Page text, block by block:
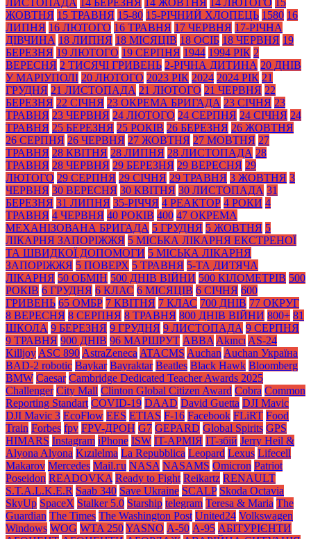
ЖОВТНЯ 15 ТРАВНЯ 15-80 15-РІЧНИЙ ХЛОПЕЦЬ 1580 16
ЛИПНЯ 16 ЛЮТОГО 16 ТРАВНЯ 17 ЧЕРВНЯ 17-РІЧНА
ДІВЧИНА 18 ЛИПНЯ 18 МІСЯЦІВ 18 ОСІБ 18 ЧЕРВНЯ 19
БЕРЕЗНЯ 19 ЛЮТОГО 19 СЕРПНЯ 1944 1994 РІК 2
ВЕРЕСНЯ 2 ТИСЯЧІ ГРИВЕНЬ 2-РІЧНА ДИТИНА 20 ДНІВ
У МАРІУПОЛІ 20 ЛЮТОГО 2023 РІК 2024 2024 РІК 21
ГРУДНЯ 21 ЛИСТОПАДА 21 ЛЮТОГО 21 ЧЕРВНЯ 22
БЕРЕЗНЯ 22 СІЧНЯ 23 ОКРЕМА БРИГАДА 23 СІЧНЯ 23
ТРАВНЯ 23 ЧЕРВНЯ 24 ЛЮТОГО 24 СЕРПНЯ 24 СІЧНЯ 24
ТРАВНЯ 25 БЕРЕЗНЯ 25 РОКІВ 26 БЕРЕЗНЯ 26 ЖОВТНЯ
26 СЕРПНЯ 26 ЧЕРВНЯ 27 ЖОВТНЯ 27 МОВТНЯ 27
ТРАВНЯ 28 КВІТНЯ 28 ЛИПНЯ 28 ЛИСТОПАДА 28
ТРАВНЯ 28 ЧЕРВНЯ 29 БЕРЕЗНЯ 29 ВЕРЕСНЯ 29
ЛЮТОГО 29 СЕРПНЯ 29 СІЧНЯ 29 ТРАВНЯ 3 ЖОВТНЯ 3
ЧЕРВНЯ 30 ВЕРЕСНЯ 30 КВІТНЯ 30 ЛИСТОПАДА 31
БЕРЕЗНЯ 31 ЛИПНЯ 35-РІЧЧЯ 4 РЕАКТОР 4 РОКИ 4
ТРАВНЯ 4 ЧЕРВНЯ 40 РОКІВ 400 47 ОКРЕМА
МЕХАНІЗОВАНА БРИГАДА 5 ГРУДНЯ 5 ЖОВТНЯ 5
ЛІКАРНЯ ЗАПОРІЖЖЯ 5 МІСЬКА ЛІКАРНЯ ЕКСТРЕНОЇ
ТА ШВИДКОЇ ДОПОМОГИ 5 МІСЬКА ЛІКАРНЯ
ЗАПОРІЖЖЯ 5 ПОВЕРХ 5 ТРАВНЯ 5-ТА ДИТЯЧА
ЛІКАРНЯ 50 ОБМІН 500 ДНІВ ВІЙНИ 500 КІЛОМЕТРІВ 500
РОКІВ 6 ГРУДНЯ 6 КЛАС 6 МІСЯЦІВ 6 СІЧНЯ 600
ГРИВЕНЬ 65 ОМБР 7 КВІТНЯ 7 КЛАС 700 ДНІВ 77 ОКРУГ
8 ВЕРЕСНЯ 8 СЕРПНЯ 8 ТРАВНЯ 800 ДНІВ ВІЙНИ 800+ 81
ШКОЛА 9 БЕРЕЗНЯ 9 ГРУДНЯ 9 ЛИСТОПАДА 9 СЕРПНЯ
9 ТРАВНЯ 900 ДНІВ 96 МАРШРУТ ABBA Akıncı AS-24
Killjoy ASC 890 AstraZeneca ATACMS Auchan Auchan Україна
BAD-2 robotic Baykar Bayraktar Beatles Black Нawk Bloomberg
BMW Caesar Cambridge Dedicated Teacher Awards 2025
Challenger City Mall Clinton Global Citizen Award Cobra Common
Reporting Standart COVID-19 DAAD David Guetta DJI Mavic
DJI Mavic 3 EcoFlow EES ETIAS F-16 Facebook FLiRT Food
Train Forbes fpv FPV-ДРОН G7 GEPARD Global Spirits GPS
HIMARS Instagram iPhone ISW IT-АРМІЯ IT-збій Jerry Heil &
Alyona Alyona Kızılelma La Repubblica Leopard Lexus Lifecell
Makarov Mercedes Mаil.гu NASA NASAMS Omicron Patriot
Poseidon READOVKA Ready to Fight Reikartz RENAULT
S.T.A.L.K.E.R Saab 340 Save Ukraine SCALP Skoda Octavia
SkyUp SpaceX Stalker 5.0 Starship telegram Teresa & Maria The
Guardian The Times The Washington Post United24 Volkswagen
Windows WOG WTA 250YASNO А-50 А-95 АБІТУРІЄНТИ